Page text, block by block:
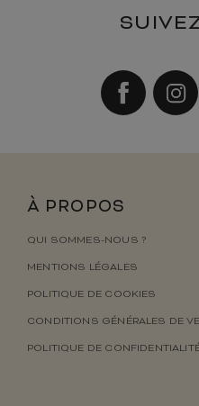
À PROPOS
QUI SOMMES-NOUS ?
MENTIONS LÉGALES
POLITIQUE DE COOKIES
CONDITIONS GÉNÉRALES DE
POLITIQUE DE